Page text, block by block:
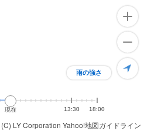
(C) LY Corporation Yahoo!地図ガイドライン
雨の強さ
現在 13:30 18:00